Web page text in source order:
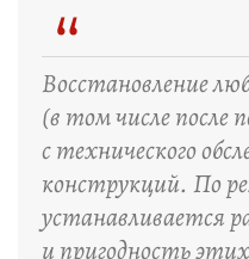
“
Восстановление
(в том числе после
с технического
конструкций. По
устанавливается
и пригодность